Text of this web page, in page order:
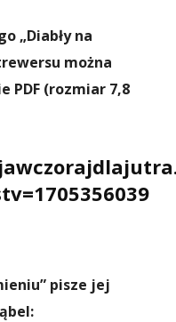
„Diabły na
można
PDF (rozmiar 7,8
pisze jej